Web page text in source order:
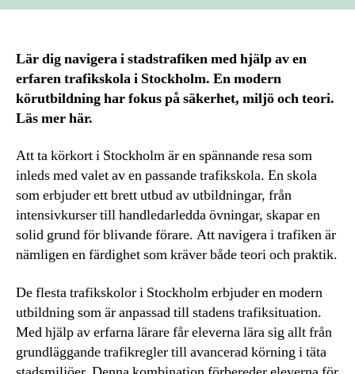
Lär dig navigera i stadstrafiken med hjälp av en
erfaren trafikskola i Stockholm. En modern
körutbildning har fokus på säkerhet, miljö och teori.
Läs mer här.
Att ta körkort i Stockholm är en spännande resa som
inleds med valet av en passande trafikskola. En skola
som erbjuder ett brett utbud av utbildningar, från
intensivkurser till handledarledda övningar, skapar en
solid grund för blivande förare. Att navigera i trafiken är
nämligen en färdighet som kräver både teori och praktik.
De flesta trafikskolor i Stockholm erbjuder en modern
utbildning som är anpassad till stadens trafiksituation.
Med hjälp av erfarna lärare får eleverna lära sig allt från
grundläggande trafikregler till avancerad körning i täta